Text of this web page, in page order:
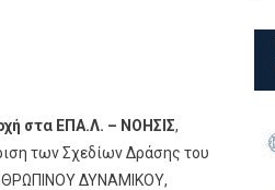
στα ΕΠΑ.Λ. – ΝΟΗΣΙΣ,
των Σχεδίων Δράσης του
ΔΥΝΑΜΙΚΟΥ,